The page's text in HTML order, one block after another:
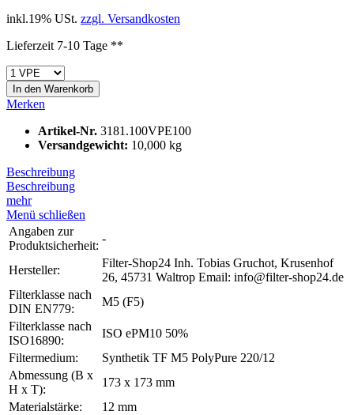
inkl.19% USt. zzgl. Versandkosten
Lieferzeit 7-10 Tage **
In den Warenkorb
Merken
Artikel-Nr. 3181.100VPE100
Versandgewicht: 10,000 kg
Beschreibung
Beschreibung
mehr
Menü schließen
Angaben zur
Produktsicherheit:
-
Hersteller:
Filter-Shop24 Inh. Tobias Gruchot, Krusenhof
26, 45731 Waltrop Email: info@filter-shop24.de
Filterklasse nach
DIN EN779:
M5 (F5)
Filterklasse nach
ISO16890:
ISO ePM10 50%
Filtermedium:
Synthetik TF M5 PolyPure 220/12
Abmessung (B x
H x T):
173 x 173 mm
Materialstärke:
12 mm